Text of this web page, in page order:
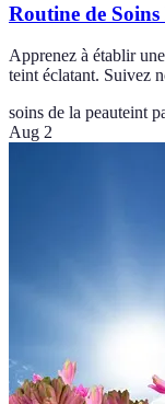
Routine de
Apprenez à établir
teint éclatant. Suivez
soins de la peauteint
Aug 2